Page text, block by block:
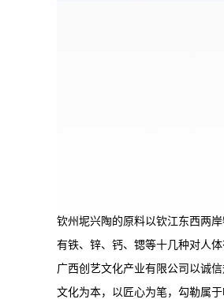
钦州坭兴陶的原料以钦江东西两
有铁、锌、钙、锶等十几种对人体
广西创艺文化产业有限公司以诚
文化为本，以匠心为笔，勾勒属于